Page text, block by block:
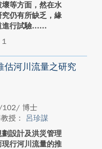
等方面，然在水
仍有所缺乏，緣
進行試驗...
1
估河川流量之研究
102/ 博士
授： 呂珍謀
設計及洪災管理
行河川流量的推